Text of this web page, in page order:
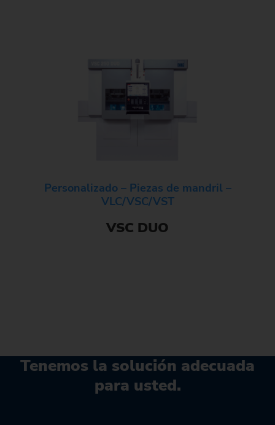
Personalizado – Piezas de mandril –
VLC/VSC/VST
VSC DUO
Tenemos la solución adecuada
para usted.